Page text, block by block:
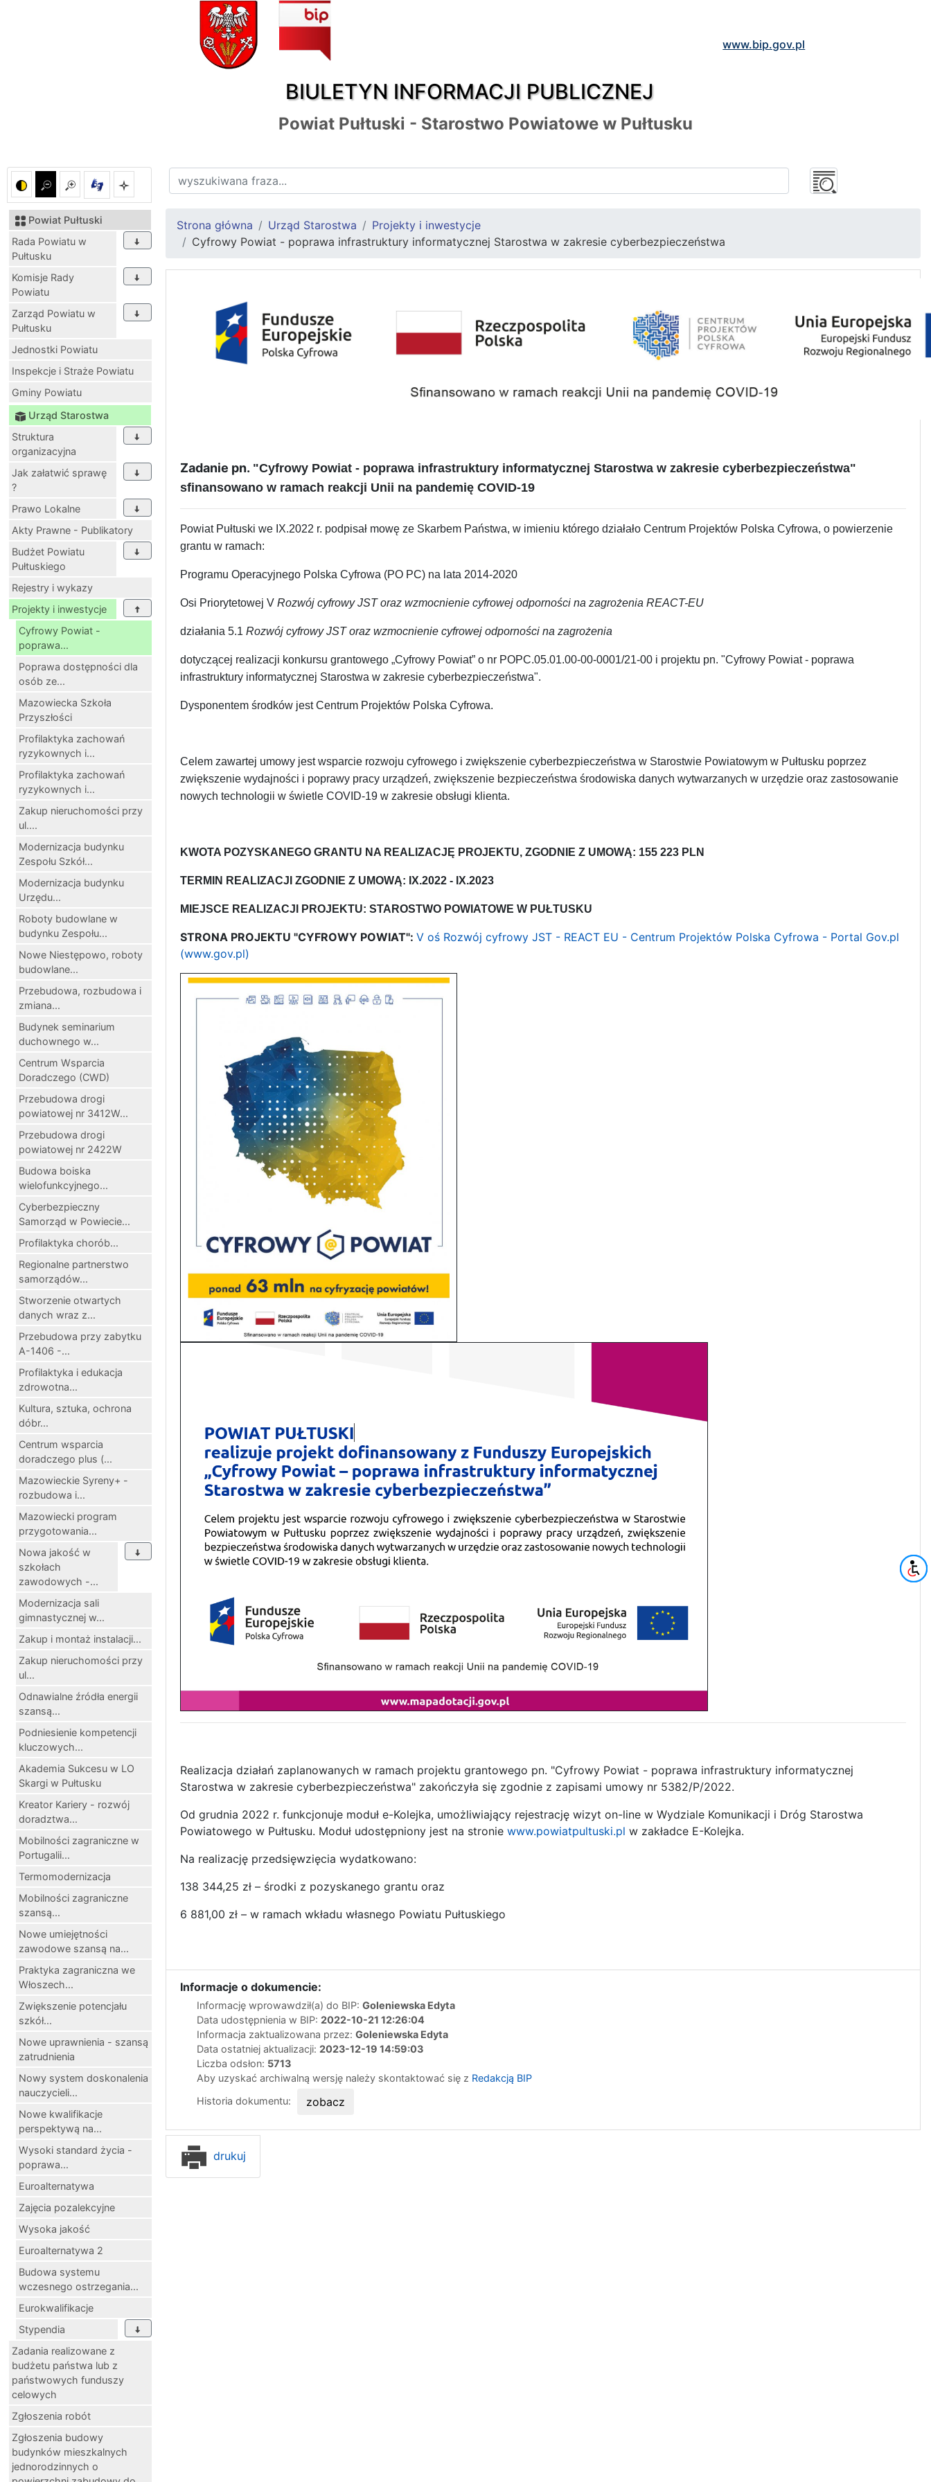
BIULETYN INFORMACJI PUBLICZNEJ
www.bip.gov.pl
Powiat Pułtuski - Starostwo Powiatowe w Pułtusku
Powiat Pułtuski
Rada Powiatu w
Pułtusku
Komisje Rady
Powiatu
Zarząd Powiatu w
Pułtusku
Jednostki Powiatu
Inspekcje i Straże Powiatu
Gminy Powiatu
Urząd Starostwa
Struktura
organizacyjna
Jak załatwić sprawę
?
Prawo Lokalne
Akty Prawne - Publikatory
Budżet Powiatu
Pułtuskiego
Rejestry i wykazy
Projekty i inwestycje
Cyfrowy Powiat -
poprawa...
Poprawa dostępności dla
osób ze...
Mazowiecka Szkoła
Przyszłości
Profilaktyka zachowań
ryzykownych i...
Profilaktyka zachowań
ryzykownych i...
Zakup nieruchomości przy
ul....
Modernizacja budynku
Zespołu Szkół...
Modernizacja budynku
Urzędu...
Roboty budowlane w
budynku Zespołu...
Nowe Niestępowo, roboty
budowlane...
Przebudowa, rozbudowa i
zmiana...
Budynek seminarium
duchownego w...
Centrum Wsparcia
Doradczego (CWD)
Przebudowa drogi
powiatowej nr 3412W...
Przebudowa drogi
powiatowej nr 2422W
Budowa boiska
wielofunkcyjnego...
Cyberbezpieczny
Samorząd w Powiecie...
Profilaktyka chorób...
Regionalne partnerstwo
samorządów...
Stworzenie otwartych
danych wraz z...
Przebudowa przy zabytku
A-1406 -...
Profilaktyka i edukacja
zdrowotna...
Kultura, sztuka, ochrona
dóbr...
Centrum wsparcia
doradczego plus (...
Mazowieckie Syreny+ -
rozbudowa i...
Mazowiecki program
przygotowania...
Nowa jakość w
szkołach
zawodowych -...
Modernizacja sali
gimnastycznej w...
Zakup i montaż instalacji...
Zakup nieruchomości przy
ul...
Odnawialne źródła energii
szansą...
Podniesienie kompetencji
kluczowych...
Akademia Sukcesu w LO
Skargi w Pułtusku
Kreator Kariery - rozwój
doradztwa...
Mobilności zagraniczne w
Portugalii...
Termomodernizacja
Mobilności zagraniczne
szansą...
Nowe umiejętności
zawodowe szansą na...
Praktyka zagraniczna we
Włoszech...
Zwiększenie potencjału
szkół...
Nowe uprawnienia - szansą
zatrudnienia
Nowy system doskonalenia
nauczycieli...
Nowe kwalifikacje
perspektywą na...
Wysoki standard życia -
poprawa...
Euroalternatywa
Zajęcia pozalekcyjne
Wysoka jakość
Euroalternatywa 2
Budowa systemu
wczesnego ostrzegania...
Eurokwalifikacje
Stypendia
Zadania realizowane z
budżetu państwa lub z
państwowych funduszy
celowych
Zgłoszenia robót
Zgłoszenia budowy
budynków mieszkalnych
jednorodzinnych o
Strona główna Urząd Starostwa
Projekty i inwestycje
Cyfrowy Powiat - poprawa infrastruktury informatycznej Starostwa w zakresie cyberbezpieczeństwa
Zadanie pn. "Cyfrowy Powiat - poprawa infrastruktury informatycznej Starostwa w zakresie cyberbezpieczeństwa"
sfinansowano w ramach reakcji Unii na pandemię COVID-19
Powiat Pułtuski we IX.2022 r. podpisał mowę ze Skarbem Państwa, w imieniu którego działało Centrum Projektów Polska Cyfrowa, o powierzenie
grantu w ramach:
Programu Operacyjnego Polska Cyfrowa (PO PC) na lata 2014-2020
Osi Priorytetowej V Rozwój cyfrowy JST oraz wzmocnienie cyfrowej odporności na zagrożenia REACT-EU
działania 5.1 Rozwój cyfrowy JST oraz wzmocnienie cyfrowej odporności na zagrożenia
dotyczącej realizacji konkursu grantowego „Cyfrowy Powiat” o nr POPC.05.01.00-00-0001/21-00 i projektu pn. "Cyfrowy Powiat - poprawa
infrastruktury informatycznej Starostwa w zakresie cyberbezpieczeństwa".
Dysponentem środków jest Centrum Projektów Polska Cyfrowa.
Celem zawartej umowy jest wsparcie rozwoju cyfrowego i zwiększenie cyberbezpieczeństwa w Starostwie Powiatowym w Pułtusku poprzez
zwiększenie wydajności i poprawy pracy urządzeń, zwiększenie bezpieczeństwa środowiska danych wytwarzanych w urzędzie oraz zastosowanie
nowych technologii w świetle COVID-19 w zakresie obsługi klienta.
KWOTA POZYSKANEGO GRANTU NA REALIZACJĘ PROJEKTU, ZGODNIE Z UMOWĄ: 155 223 PLN
TERMIN REALIZACJI ZGODNIE Z UMOWĄ: IX.2022 - IX.2023
MIEJSCE REALIZACJI PROJEKTU: STAROSTWO POWIATOWE W PUŁTUSKU
STRONA PROJEKTU "CYFROWY POWIAT": V oś Rozwój cyfrowy JST - REACT EU - Centrum Projektów Polska Cyfrowa - Portal Gov.pl
(www.gov.pl)
Realizacja działań zaplanowanych w ramach projektu grantowego pn. "Cyfrowy Powiat - poprawa infrastruktury informatycznej
Starostwa w zakresie cyberbezpieczeństwa" zakończyła się zgodnie z zapisami umowy nr 5382/P/2022.
Od grudnia 2022 r. funkcjonuje moduł e-Kolejka, umożliwiający rejestrację wizyt on-line w Wydziale Komunikacji i Dróg Starostwa
Powiatowego w Pułtusku. Moduł udostępniony jest na stronie www.powiatpultuski.pl w zakładce E-Kolejka.
Na realizację przedsięwzięcia wydatkowano:
138 344,25 zł – środki z pozyskanego grantu oraz
6 881,00 zł – w ramach wkładu własnego Powiatu Pułtuskiego
Informacje o dokumencie:
Informację wprowawdził(a) do BIP: Goleniewska Edyta
Data udostępnienia w BIP: 2022-10-21 12:26:04
Informacja zaktualizowana przez: Goleniewska Edyta
Data ostatniej aktualizacji: 2023-12-19 14:59:03
Liczba odsłon: 5713
Aby uzyskać archiwalną wersję należy skontaktować się z Redakcją BIP
Historia dokumentu:
zobacz
drukuj